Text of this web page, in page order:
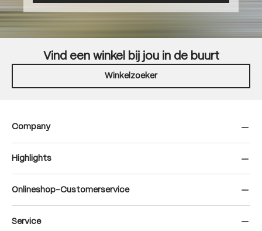
Vind een winkel bij jou in de buurt
Winkelzoeker
Company
Highlights
Onlineshop-Customerservice
Service